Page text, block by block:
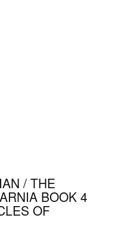
/ THE
BOOK 4
OF